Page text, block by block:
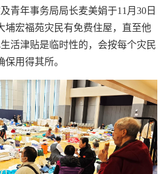
青年事务局局长麦美娟于11月30日
埔宏福苑灾民有免费住屋，直至他
活津贴是临时性的，会按每个灾民
用得其所。